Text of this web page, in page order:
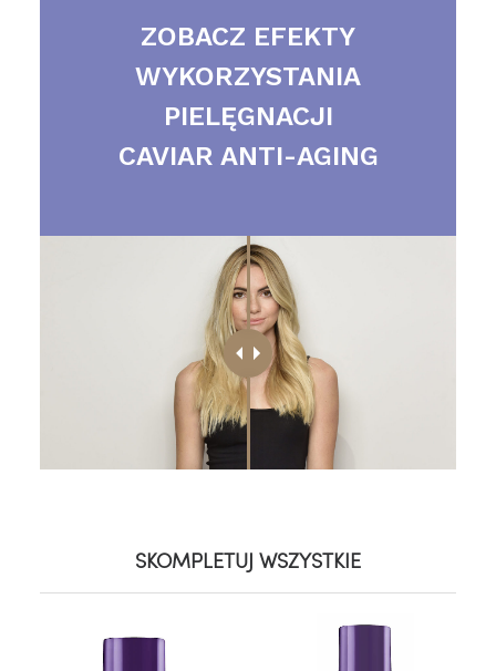
ZOBACZ EFEKTY
WYKORZYSTANIA
PIELĘGNACJI
CAVIAR ANTI-AGING
SKOMPLETUJ WSZYSTKIE